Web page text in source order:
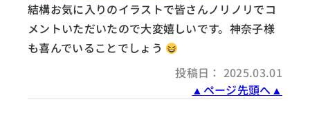
結構お気に入りのイラストで皆さんノリノリでコ
メントいただいたので大変嬉しいです。神奈子様
も喜んでいることでしょう
投稿日： 2025.03.01
▲ページ先頭へ▲